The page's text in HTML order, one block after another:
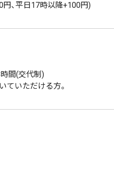
、平日17時以降+100円)
間(交代制)
ていただける方。